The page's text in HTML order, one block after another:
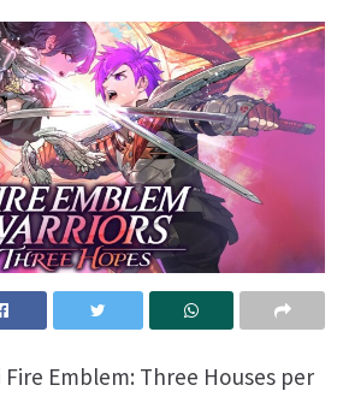
Emblem: Three Houses per